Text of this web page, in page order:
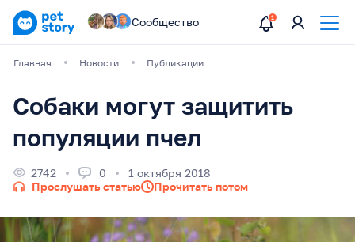
Сообщество
Главная Новости Публикации
Собаки могут защитить
популяции пчел
2742 0
1 октября 2018
Прослушать статью
Прочитать потом